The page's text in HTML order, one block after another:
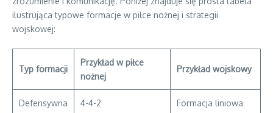
ilustrująca typowe formacje w piłce nożnej i strategii
wojskowej:
Typ formacji
Przykład w piłce
nożnej
Przykład wojskowy
Defensywna 4-4-2 Formacja liniowa